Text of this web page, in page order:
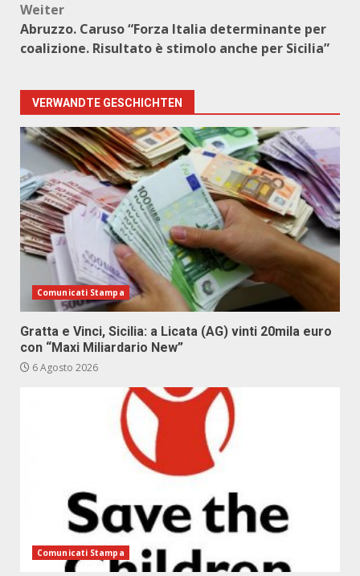
Weiter
Abruzzo. Caruso “Forza Italia determinante per
coalizione. Risultato è stimolo anche per Sicilia”
VERWANDTE GESCHICHTEN
Comunicati Stampa
Gratta e Vinci, Sicilia: a Licata (AG) vinti 20mila euro
con “Maxi Miliardario New”
6 Agosto 2026
Comunicati Stampa